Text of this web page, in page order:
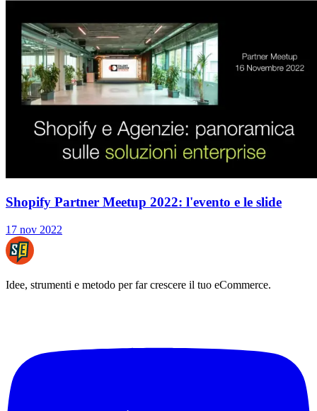
Shopify Partner Meetup 2022: l'evento e le slide
17 nov 2022
Idee, strumenti e metodo per far crescere il tuo eCommerce.